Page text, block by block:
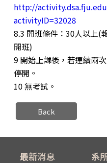
http://
activityID=32028
8.3 開班條件：30人以上(
開班)
9 開始上課後，若連續兩
停開。
10無考試。
Back
最新消息 系